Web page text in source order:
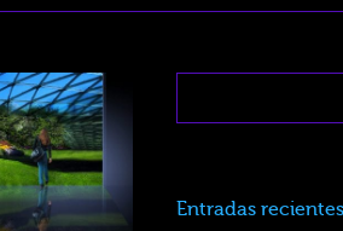
Entradas recientes